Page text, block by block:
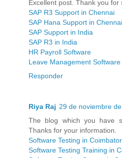
Excellent post. Thank you for
SAP R3 Support in Chennai
SAP Hana Support in Chennai
SAP Support in India
SAP R3 in India
HR Payroll Software
Leave Management Software
Responder
Riya Raj 29 de noviembre
The blog which you have
Thanks for your information.
Software Testing in
Software Testing Training in